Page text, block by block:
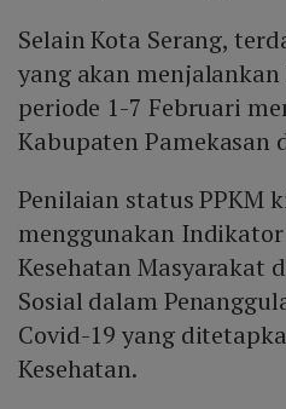
Selain Kota Serang,
yang akan
periode 1-7 Februari
Kabupaten Pamekasan
Penilaian status PPKM
menggunakan Indikator
Kesehatan Masyarakat
Sosial dalam
Covid-19 yang
Kesehatan.